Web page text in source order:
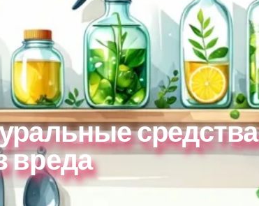
средства
вреда